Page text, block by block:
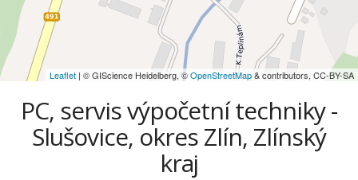
Leaflet | © GIScience Heidelberg, ©OpenStreetMap& contributors, CC-BY-SA
PC, servis výpočetní techniky -
Slušovice, okres Zlín, Zlínský
kraj